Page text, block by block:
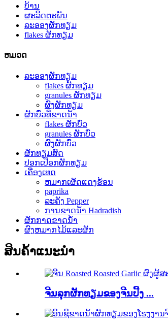
ບ້ານ
ຜະລິດຕະພັນ
ລະອອງຜັກທຽມ
flakes ຜັກທຽມ
ຫມວດ
ລະອອງຜັກທຽມ
flakes ຜັກທຽມ
granules ຜັກທຽມ
ຜົງຜັກທຽມ
ຜັກບົ່ວທີ່ຂາດນ້ໍາ
flakes ຜັກບົ່ວ
granules ຜັກບົ່ວ
ຜົງຜັກບົ່ວ
ຜັກທຽມສົດ
ປອກເປືອກຜັກທຽມ
ເຄື່ອງເທດ
ຫມາກເຜັດແດງຮ້ອນ
paprika
ລະຄັງ Pepper
ການຂາດນ້ໍາ Hadradish
ຜັກກາດຂາດນ້ໍາ
ຜົງຫມາກໄມ້ແລະຜັກ
ສິນຄ້າແນະນໍາ
ຈີນລຸກຜັກທຽມຂອງຈີນປີ້ງ ...